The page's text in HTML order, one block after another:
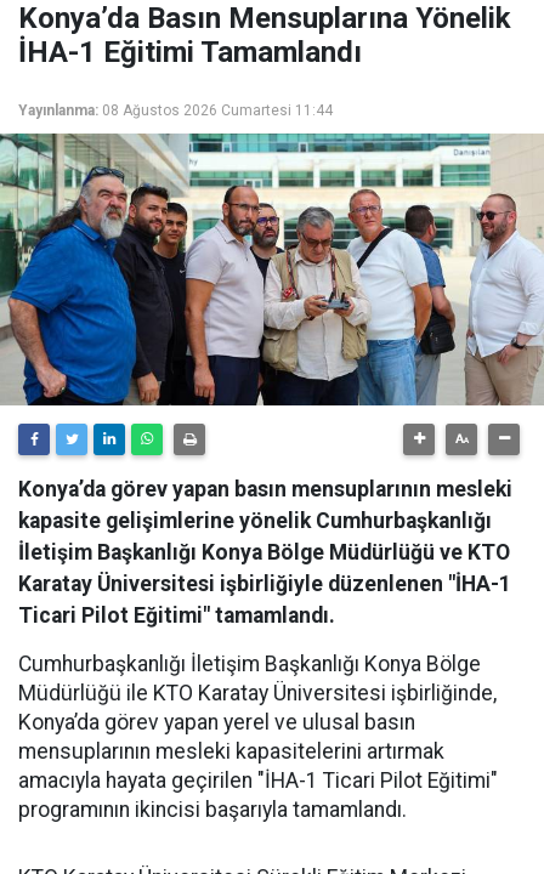
Konya’da Basın Mensuplarına Yönelik
İHA-1 Eğitimi Tamamlandı
Yayınlanma: 08 Ağustos 2026 Cumartesi 11:44
Konya’da görev yapan basın mensuplarının mesleki
kapasite gelişimlerine yönelik Cumhurbaşkanlığı
İletişim Başkanlığı Konya Bölge Müdürlüğü ve KTO
Karatay Üniversitesi işbirliğiyle düzenlenen "İHA-1
Ticari Pilot Eğitimi" tamamlandı.
Cumhurbaşkanlığı İletişim Başkanlığı Konya Bölge
Müdürlüğü ile KTO Karatay Üniversitesi işbirliğinde,
Konya’da görev yapan yerel ve ulusal basın
mensuplarının mesleki kapasitelerini artırmak
amacıyla hayata geçirilen "İHA-1 Ticari Pilot Eğitimi"
programının ikincisi başarıyla tamamlandı.